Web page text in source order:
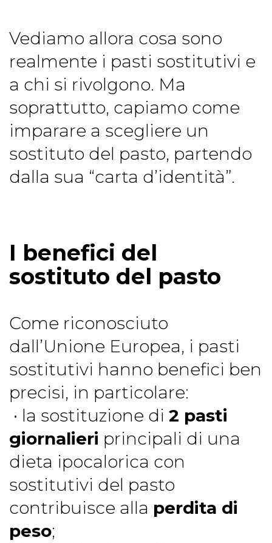
Vediamo allora cosa sono
realmente i pasti sostitutivi e
a chi si rivolgono. Ma
soprattutto, capiamo come
imparare a scegliere un
sostituto del pasto, partendo
dalla sua “carta d’identità”.
I benefici del
sostituto del pasto
Come riconosciuto
dall’Unione Europea, i pasti
sostitutivi hanno benefici ben
precisi, in particolare:
• la sostituzione di 2 pasti
giornalieri principali di una
dieta ipocalorica con
sostitutivi del pasto
contribuisce alla perdita di
peso;